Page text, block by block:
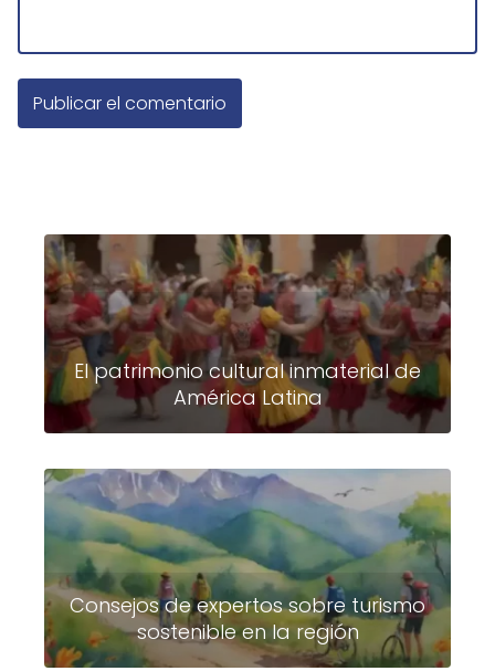
El patrimonio cultural inmaterial de
América Latina
Consejos de expertos sobre turismo
sostenible en la región